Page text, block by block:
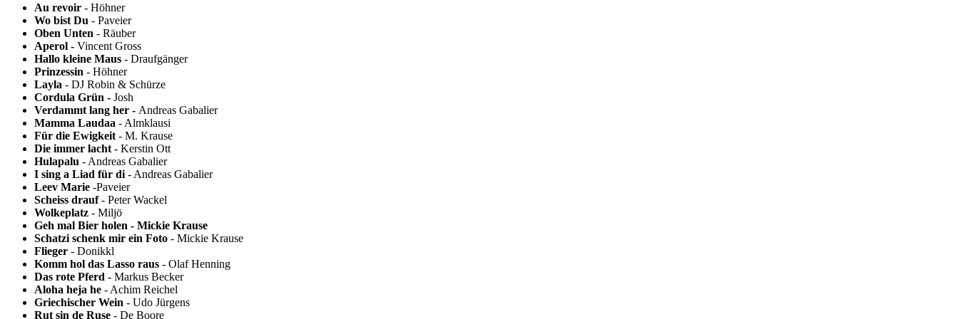
Au revoir - Höhner
Wo bist Du - Paveier
Oben Unten - Räuber
Aperol - Vincent Gross
Hallo kleine Maus - Draufgänger
Prinzessin - Höhner
Layla - DJ Robin & Schürze
Cordula Grün - Josh
Verdammt lang her - Andreas Gabalier
Mamma Laudaa - Almklausi
Für die Ewigkeit - M. Krause
Die immer lacht - Kerstin Ott
Hulapalu - Andreas Gabalier
I sing a Liad für di - Andreas Gabalier
Leev Marie -Paveier
Scheiss drauf- Peter Wackel
Wolkeplatz - Miljö
Geh mal Bier holen - Mickie Krause
Schatzi schenk mir ein Foto - Mickie Krause
Flieger - Donikkl
Komm hol das Lasso raus - Olaf Henning
Das rote Pferd - Markus Becker
Aloha heja he - Achim Reichel
Griechischer Wein - Udo Jürgens
Rut sin de Ruse - De Boore